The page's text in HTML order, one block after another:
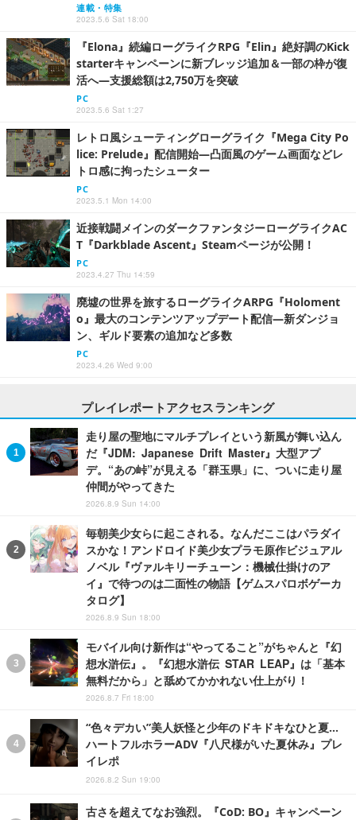
連載・特集
2023.5.6 Sat 18:00
『Elona』続編ローグライクRPG『Elin』絶好調のKick
starterキャンペーンに新ブレッジ追加＆一部の枠が復
活へ―支援総額は2,750万を突破
PC
2023.5.6 Sat 1:27
レトロ風シューティングローグライク『Mega City Po
lice: Prelude』配信開始―凸面風のゲーム画面などレ
トロ感に拘ったシューター
PC
2023.5.1 Mon 14:00
近接戦闘メインのダークファンタジーローグライクAC
T『Darkblade Ascent』Steamページが公開！
PC
2023.4.27 Thu 14:59
廃墟の世界を旅するローグライクARPG『Holoment
o』最大のコンテンツアップデート配信―新ダンジョ
ン、ギルド要素の追加など多数
PC
2023.4.26 Wed 9:00
プレイレポートアクセスランキング
走り屋の聖地にマルチプレイという新風が舞い込ん
だ『JDM: Japanese Drift Master』大型アプ
デ。“あの峠”が見える「群玉県」に、ついに走り屋
仲間がやってきた
2026.8.9 Sun 14:00
毎朝美少女らに起こされる。なんだここはパラダイ
スかな！アンドロイド美少女プラモ原作ビジュアル
ノベル『ヴァルキリーチューン：機械仕掛けのア
イ』で待つのは二面性の物語【ゲムスパロボゲーカ
タログ】
2026.8.9 Sun 18:00
モバイル向け新作は“やってること”がちゃんと『幻
想水滸伝』。『幻想水滸伝 STAR LEAP』は「基本
無料だから」と舐めてかかれない仕上がり！
2026.8.7 Fri 18:00
“色々デカい”美人妖怪と少年のドキドキなひと夏…
ハートフルホラーADV『八尺様がいた夏休み』プレ
イレポ
2026.8.2 Sun 19:00
古さを超えてなお強烈。『CoD: BO』キャンペーン